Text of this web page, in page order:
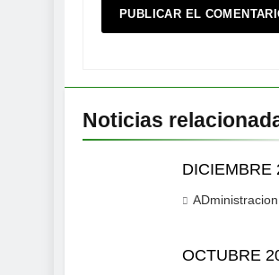
Noticias
DICIEMBRE
OCTUBRE